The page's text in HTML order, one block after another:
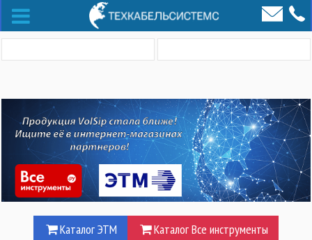
Каталог ЭТМ Каталог Все инструменты